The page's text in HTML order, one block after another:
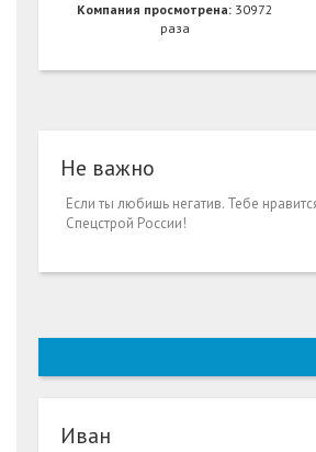
Компания просмотрена: 30972
раза
Не важно
Если ты любишь негатив. Тебе
Спецстрой России!
Иван